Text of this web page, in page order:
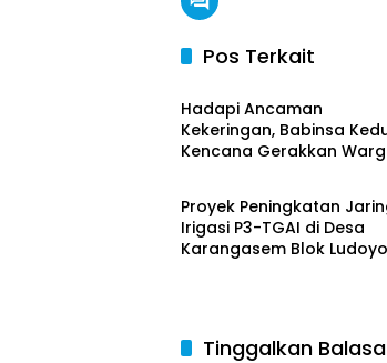
Pos Terkait
News
Hadapi Ancaman
Kekeringan, Babinsa
Kencana Gerakkan
Daerah
Proyek Peningkatan
Irigasi P3-TGAI di Desa
Karangasem Blok
Tinggalkan